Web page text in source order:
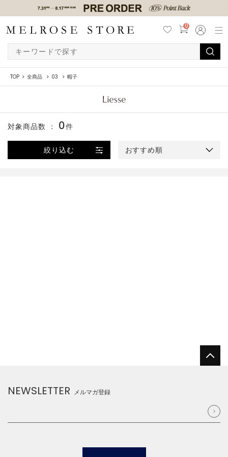
0
TOP 全商品 03 帽子
絞り込む おすすめ順
対象商品数 ： 0件
NEWSLETTER メルマガ登録